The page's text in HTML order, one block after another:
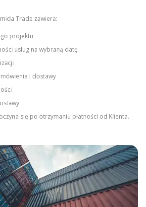
Trade zawiera:
projektu
usług na wybraną datę
i dostawy
się po otrzymaniu płatności od Klienta.